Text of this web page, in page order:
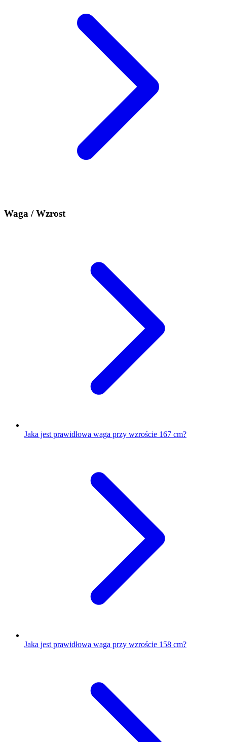
Waga / Wzrost
Jaka jest prawidłowa waga przy wzroście 167 cm?
Jaka jest prawidłowa waga przy wzroście 158 cm?